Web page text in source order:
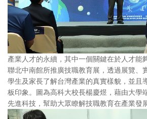
產業人才的永續，其中一個關鍵在於人才能
聯北中南館所推廣技職教育展，透過展覽、
學生及家長了解台灣產業的真實樣貌，並且
板印象。圖為高科大校長楊慶煜，藉由大學
先進科技，幫助大眾瞭解技職教育在產業發